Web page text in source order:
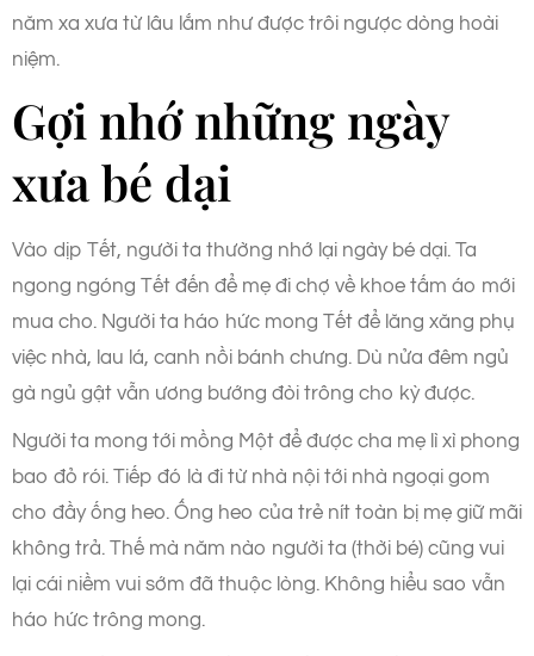
năm xa xưa từ lâu lắm như được trôi ngược dòng hoài
niệm.
Gợi nhớ những ngày
xưa bé dại
Vào dịp Tết, người ta thường nhớ lại ngày bé dại. Ta
ngong ngóng Tết đến để mẹ đi chợ về khoe tấm áo mới
mua cho. Người ta háo hức mong Tết để lăng xăng phụ
việc nhà, lau lá, canh nồi bánh chưng. Dù nửa đêm ngủ
gà ngủ gật vẫn ương bướng đòi trông cho kỳ được.
Người ta mong tới mồng Một để được cha mẹ lì xì phong
bao đỏ rói. Tiếp đó là đi từ nhà nội tới nhà ngoại gom
cho đầy ống heo. Ống heo của trẻ nít toàn bị mẹ giữ mãi
không trả. Thế mà năm nào người ta (thời bé) cũng vui
lại cái niềm vui sớm đã thuộc lòng. Không hiểu sao vẫn
háo hức trông mong.